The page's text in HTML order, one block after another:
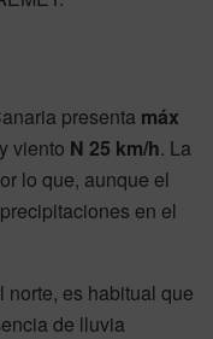
presenta máx
y viento N 25 km/h. La
lo que, aunque el
en el
es habitual que
de lluvia